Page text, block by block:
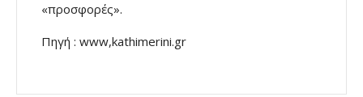
«προσφορές».
Πηγή : www,kathimerini.gr